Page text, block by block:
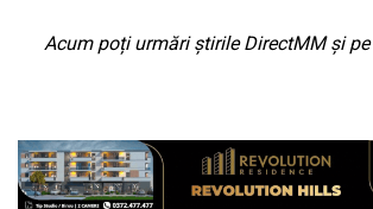
Acum poți urmări știrile DirectMM și pe